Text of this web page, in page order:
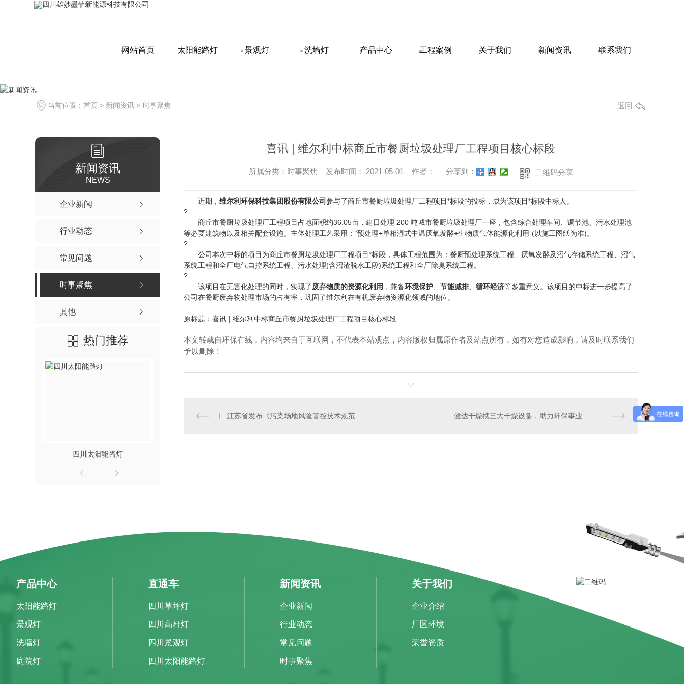
网站首页 太阳能路灯 景观灯 洗墙灯 产品中心 工程案例 关于我们 新闻资讯 联系我们
当前位置： 首页 > 新闻资讯 > 时事聚焦 返回
新闻资讯
NEWS
企业新闻
行业动态
常见问题
时事聚焦
其他
热门推荐
四川太阳能路灯
喜讯 | 维尔利中标商丘市餐厨垃圾处理厂工程项目核心标段
所属分类：时事聚焦 发布时间： 2021-05-01 作者： 分享到： 二维码分享
近期，维尔利环保科技集团股份有限公司参与了商丘市餐厨垃圾处理厂工程项目*标段的投标，成为该项目*标段中标人。
?
商丘市餐厨垃圾处理厂工程项目占地面积约36.05亩，建日处理 200 吨城市餐厨垃圾处理厂一座，包含综合处理车间、调节池、污水处理池
等必要建筑物以及相关配套设施。主体处理工艺采用：“预处理+单相湿式中温厌氧发酵+生物质气体能源化利用”(以施工图纸为准)。
?
公司本次中标的项目为商丘市餐厨垃圾处理厂工程项目*标段，具体工程范围为：餐厨预处理系统工程、厌氧发酵及沼气存储系统工程、沼气
系统工程和全厂电气自控系统工程、污水处理(含沼渣脱水工段)系统工程和全厂除臭系统工程。
?
该项目在无害化处理的同时，实现了废弃物质的资源化利用 ，兼备环境保护、节能减排、循环经济等多重意义。该项目的中标进一步提高了
公司在餐厨废弃物处理市场的占有率，巩固了维尔利在有机废弃物资源化领域的地位。
原标题：喜讯 | 维尔利中标商丘市餐厨垃圾处理厂工程项目核心标段
本文转载自环保在线，内容均来自于互联网，不代表本站观点，内容版权归属原作者及站点所有，如有对您造成影响，请及时联系我们
予以删除！
江苏省发布《污染场地风险管控技术规范（征求意见稿）》 健达干燥携三大干燥设备，助力环保事业不断发展
产品中心
太阳能路灯
景观灯
洗墙灯
庭院灯
直通车
四川草坪灯
四川高杆灯
四川景观灯
四川太阳能路灯
新闻资讯
企业新闻
行业动态
常见问题
时事聚焦
关于我们
企业介绍
厂区环境
荣誉资质